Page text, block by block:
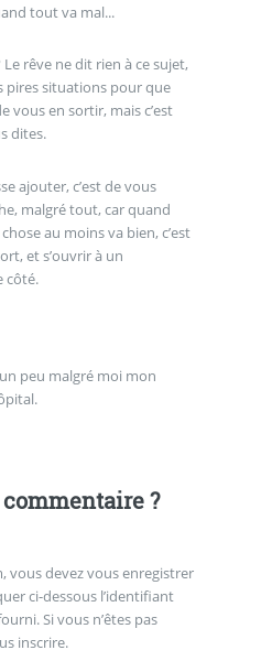
tout va mal...
rêve ne dit rien à ce sujet,
pires situations pour que
vous en sortir, mais c’est
dites.
ajouter, c’est de vous
malgré tout, car quand
au moins va bien, c’est
et s’ouvrir à un
côté.
peu malgré moi mon
?
vous devez vous enregistrer
ci-dessous l’identifiant
Si vous n’êtes pas
inscrire.